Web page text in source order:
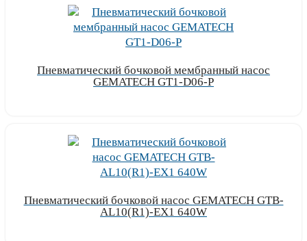
Пневматический бочковой мембранный насос
GEMATECH GT1-D06-P
Пневматический бочковой насос GEMATECH GTB-
AL10(R1)-EX1 640W